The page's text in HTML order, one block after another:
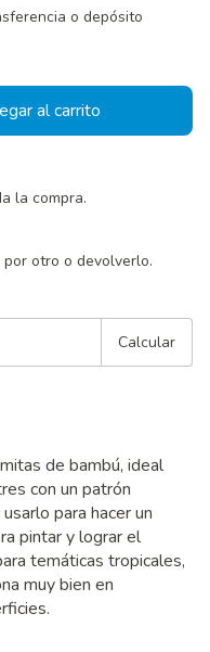
o depósito
la compra.
otro o devolverlo.
Calcular
de bambú, ideal
con un patrón
para hacer un
pintar y lograr el
temáticas tropicales,
muy bien en